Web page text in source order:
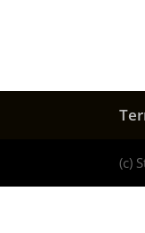
(c)